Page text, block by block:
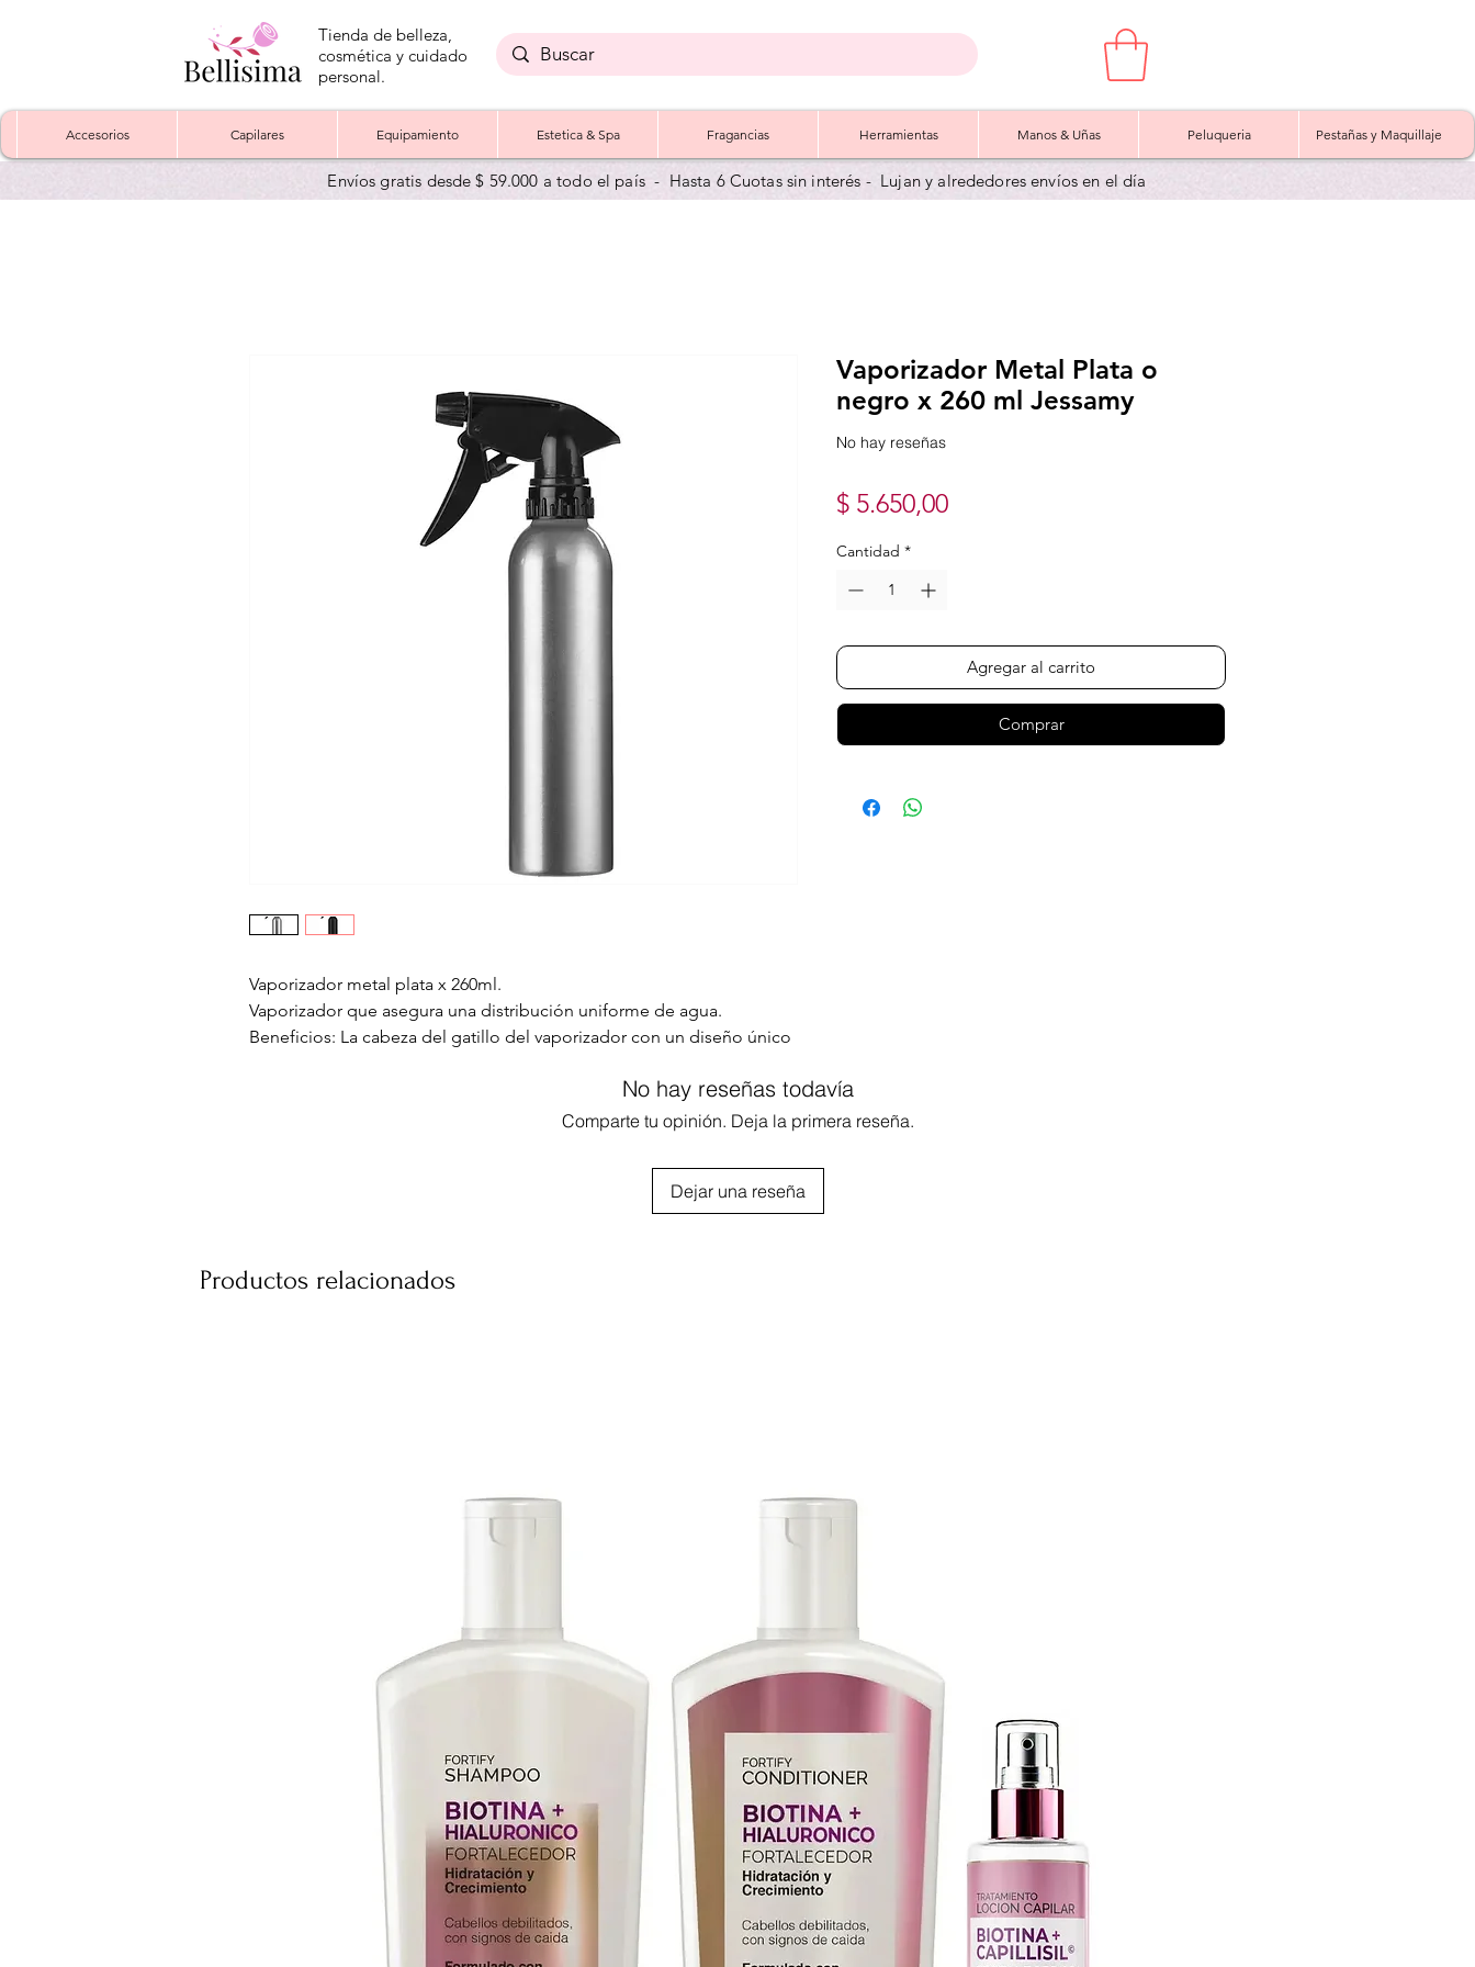
Tienda de belleza,
cosmética y cuidado
personal.
Accesorios Capilares Equipamiento Estetica & Spa Fragancias Herramientas Manos & Uñas Peluqueria Pestañas y Maquillaje
Envíos gratis desde $ 59.000 a todo el país - Hasta 6 Cuotas sin interés - Lujan y alrededores envíos en el día
Vaporizador metal plata x 260ml.
Vaporizador que asegura una distribución uniforme de agua.
Beneficios: La cabeza del gatillo del vaporizador con un diseño único
Ideal para salón de peluquería profesional.
Vaporizador Metal Plata o
negro x 260 ml Jessamy
No hay reseñas
$ 5.650,00Precio
Cantidad *
Agregar al carrito
Comprar
No hay reseñas todavía
Comparte tu opinión. Deja la primera reseña.
Dejar una reseña
Productos relacionados